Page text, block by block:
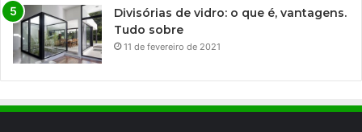
Divisórias de vidro: o que é, vantagens.
Tudo sobre
11 de fevereiro de 2021